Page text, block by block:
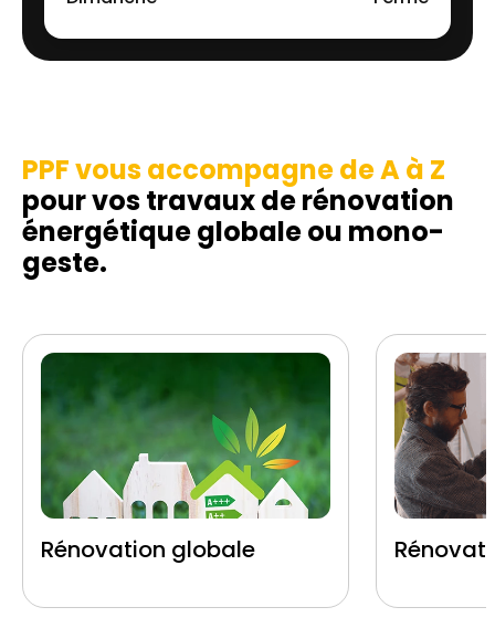
PPF vous accompagne de A à Z
pour vos travaux de rénovation
énergétique globale ou mono-
geste.
Rénovation globale